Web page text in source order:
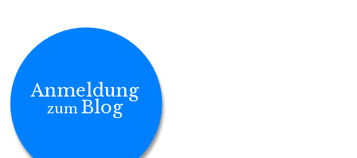
Anmeldung
zum Blog